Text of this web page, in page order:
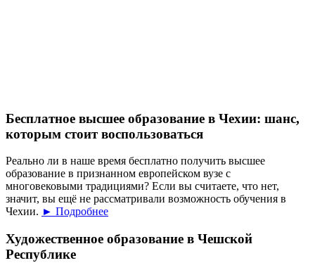
Бесплатное высшее образование в Чехии: шанс,
которым стоит воспользоваться
Реально ли в наше время бесплатно получить высшее
образование в признанном европейском вузе с
многовековыми традициями? Если вы считаете, что нет,
значит, вы ещё не рассматривали возможность обучения в
Чехии. ► Подробнее
Художественное образование в Чешской
Республике